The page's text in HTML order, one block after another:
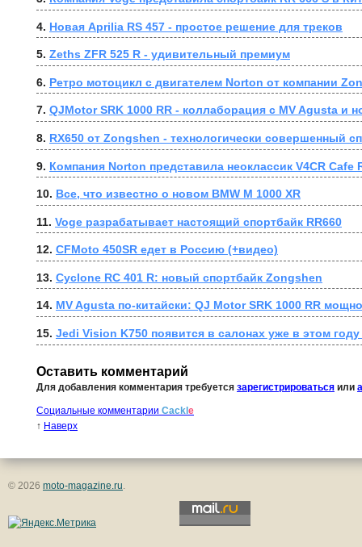
4. Новая Aprilia RS 457 - простое решение для треков
5. Zeths ZFR 525 R - удивительный премиум
6. Ретро мотоцикл с двигателем Norton от компании
7. QJMotor SRK 1000 RR - коллаборация с MV Agusta и
8. RX650 от Zongshen - технологически совершенный
9. Компания Norton представила неоклассик V4CR Cafe
10. Все, что известно о новом BMW M 1000 XR
11. Voge разрабатывает настоящий спортбайк RR660
12. CFMoto 450SR едет в Россию (+видео)
13. Cyclone RC 401 R: новый спортбайк Zongshen
14. MV Agusta по-китайски: QJ Motor SRK 1000 RR
15. Jedi Vision K750 появится в салонах уже в этом
Оставить комментарий
Для добавления комментария требуется зарегистрироваться или
Социальные комментарии Cackle
↑ Наверх
© 2026 moto-magazine.ru.